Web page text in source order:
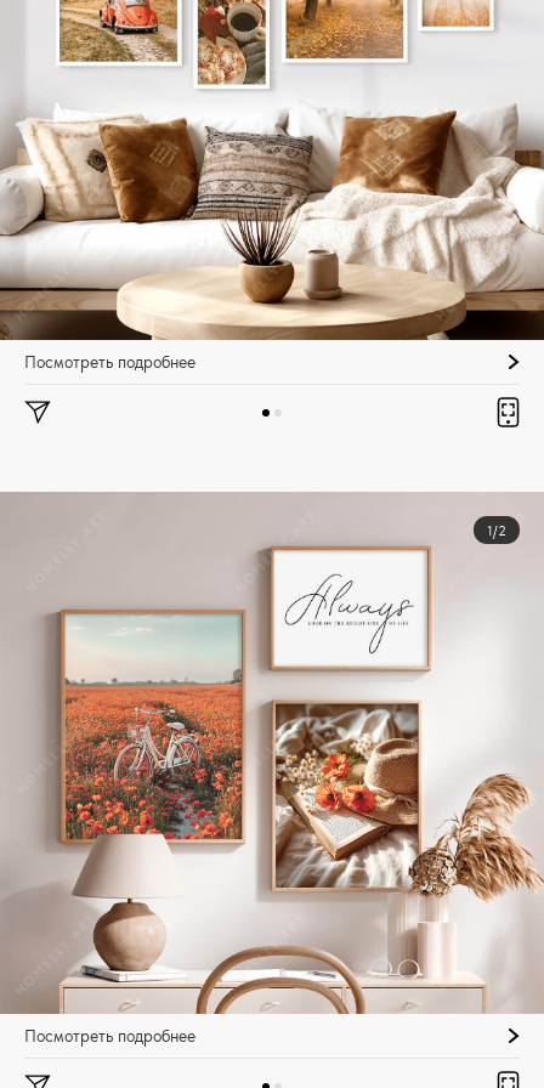
Посмотреть подробнее
1/2
Посмотреть подробнее